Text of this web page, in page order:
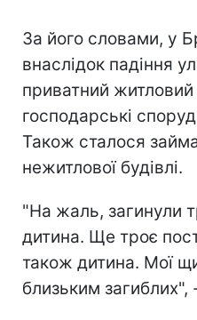
За його словами, у
внаслідок падіння
приватний житловий
господарські
Також сталося
нежитлової будівлі.
"На жаль, загинули
дитина. Ще троє
також дитина. Мої
близьким